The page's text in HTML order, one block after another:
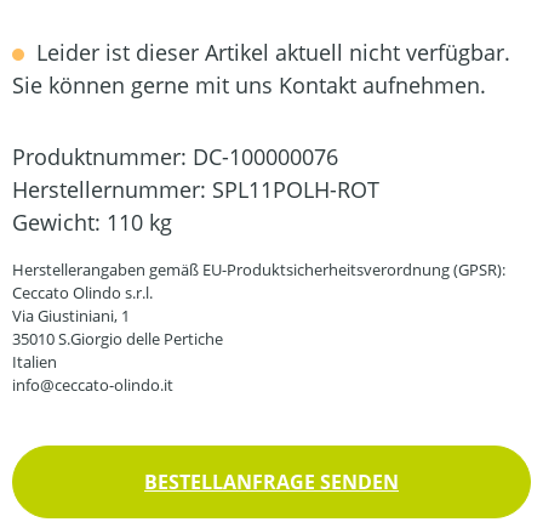
Leider ist dieser Artikel aktuell nicht verfügbar.
Sie können gerne mit uns Kontakt aufnehmen.
Produktnummer: DC-100000076
Herstellernummer: SPL11POLH-ROT
Gewicht: 110 kg
Herstellerangaben gemäß EU-Produktsicherheitsverordnung (GPSR):
Ceccato Olindo s.r.l.
Via Giustiniani, 1
35010 S.Giorgio delle Pertiche
Italien
info@ceccato-olindo.it
BESTELLANFRAGE SENDEN